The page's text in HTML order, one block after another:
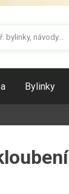
Bylinky